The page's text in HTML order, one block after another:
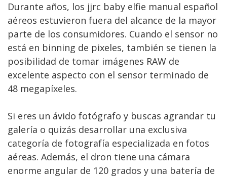
Durante años, los jjrc baby elfie manual español
aéreos estuvieron fuera del alcance de la mayor
parte de los consumidores. Cuando el sensor no
está en binning de pixeles, también se tienen la
posibilidad de tomar imágenes RAW de
excelente aspecto con el sensor terminado de
48 megapíxeles.
Si eres un ávido fotógrafo y buscas agrandar tu
galería o quizás desarrollar una exclusiva
categoría de fotografía especializada en fotos
aéreas. Además, el dron tiene una cámara
enorme angular de 120 grados y una batería de